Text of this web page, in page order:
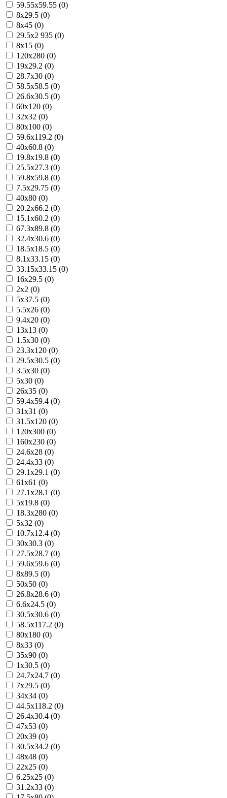
59.55x59.55 (0)
8x29.5 (0)
8x45 (0)
29.5x2 935 (0)
8x15 (0)
120x280 (0)
19x29.2 (0)
28.7x30 (0)
58.5x58.5 (0)
26.6x30.5 (0)
60x120 (0)
32x32 (0)
80x100 (0)
59.6x119.2 (0)
40x60.8 (0)
19.8x19.8 (0)
25.5x27.3 (0)
59.8x59.8 (0)
7.5x29.75 (0)
40x80 (0)
20.2x66.2 (0)
15.1x60.2 (0)
67.3x89.8 (0)
32.4x30.6 (0)
18.5x18.5 (0)
8.1x33.15 (0)
33.15x33.15 (0)
16x29.5 (0)
2x2 (0)
5x37.5 (0)
5.5x26 (0)
9.4x20 (0)
13x13 (0)
1.5x30 (0)
23.3x120 (0)
29.5x30.5 (0)
3.5x30 (0)
5x30 (0)
26x35 (0)
59.4x59.4 (0)
31x31 (0)
31.5x120 (0)
120x300 (0)
160x230 (0)
24.6x28 (0)
24.4x33 (0)
29.1x29.1 (0)
61x61 (0)
27.1x28.1 (0)
5x19.8 (0)
18.3x280 (0)
5x32 (0)
10.7x12.4 (0)
30x30.3 (0)
27.5x28.7 (0)
59.6x59.6 (0)
8x89.5 (0)
50x50 (0)
26.8x28.6 (0)
6.6x24.5 (0)
30.5x30.6 (0)
58.5x117.2 (0)
80x180 (0)
8x33 (0)
35x90 (0)
1x30.5 (0)
24.7x24.7 (0)
7x29.5 (0)
34x34 (0)
44.5x118.2 (0)
26.4x30.4 (0)
47x53 (0)
20x39 (0)
30.5x34.2 (0)
48x48 (0)
22x25 (0)
6.25x25 (0)
31.2x33 (0)